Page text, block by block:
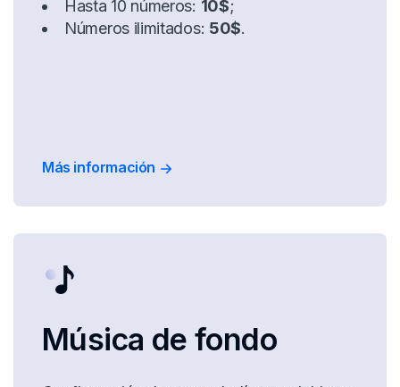
Hasta 10 números: 10$;
Números ilimitados: 50$.
Más información
Música de fondo